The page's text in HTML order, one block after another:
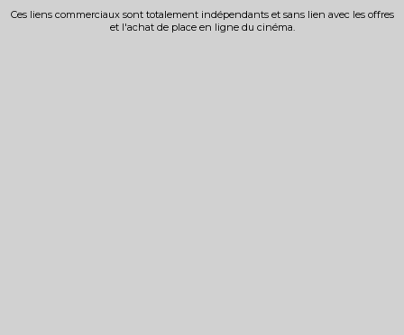
Ces liens commerciaux sont totalement indépendants et sans lien avec les offres
et l'achat de place en ligne du cinéma.